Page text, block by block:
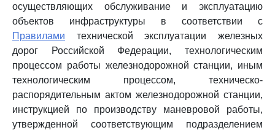
осуществляющих обслуживание и эксплуатацию
объектов инфраструктуры в соответствии с
Правилами технической эксплуатации железных
дорог Российской Федерации, технологическим
процессом работы железнодорожной станции, иным
технологическим процессом, техническо-
распорядительным актом железнодорожной станции,
инструкцией по производству маневровой работы,
утвержденной соответствующим подразделением